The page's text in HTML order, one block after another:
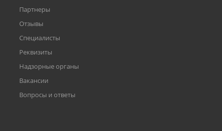
Партнеры
Отзывы
Специалисты
Реквизиты
Надзорные органы
Вакансии
Вопросы и ответы